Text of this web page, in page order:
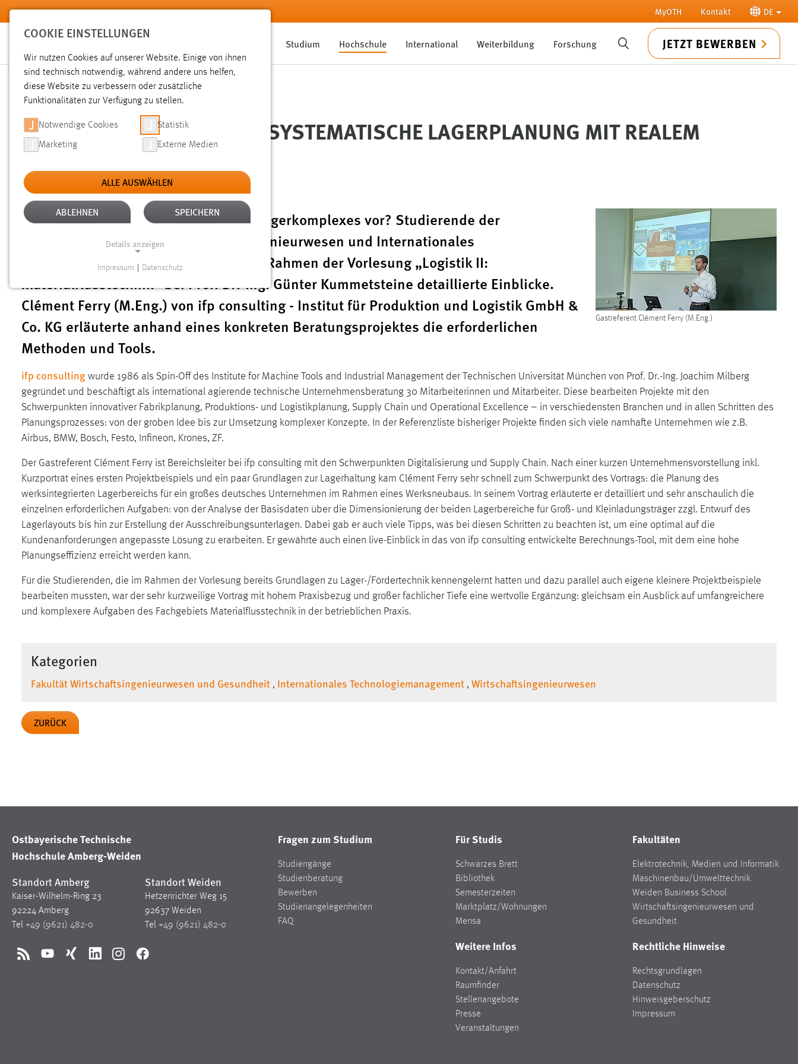
Zum Hauptinhalt springen MyOTH Kontakt DE
Studium Hochschule International Weiterbildung Forschung SUCHE JETZT BEWERBEN
Sie sind hier:
Hochschule Aktuelles News der OTH Amberg-Weiden
GASTVORTRAG LOGISTIK: SYSTEMATISCHE LAGERPLANUNG MIT REALEM
PRAXISBEISPIEL
01.07.2024
Gastreferent Clément Ferry (M.Eng.)
Wie geht man bei der Planung eines Lagerkomplexes vor? Studierende der
Bachelorstudiengänge Wirtschaftsingenieurwesen und Internationales
Technologiemanagement erhielten im Rahmen der Vorlesung „Logistik II:
Materialflusstechnik“ bei Prof. Dr.-Ing. Günter Kummetsteine detaillierte Einblicke.
Clément Ferry (M.Eng.) von ifp consulting - Institut für Produktion und Logistik GmbH &
Co. KG erläuterte anhand eines konkreten Beratungsprojektes die erforderlichen
Methoden und Tools.
ifp consulting wurde 1986 als Spin-Off des Institute for Machine Tools and Industrial Management der Technischen Universität München von Prof. Dr.-Ing. Joachim Milberg
gegründet und beschäftigt als international agierende technische Unternehmensberatung 30 Mitarbeiterinnen und Mitarbeiter. Diese bearbeiten Projekte mit den
Schwerpunkten innovativer Fabrikplanung, Produktions- und Logistikplanung, Supply Chain und Operational Excellence – in verschiedensten Branchen und in allen Schritten des
Planungsprozesses: von der groben Idee bis zur Umsetzung komplexer Konzepte. In der Referenzliste bisheriger Projekte finden sich viele namhafte Unternehmen wie z.B.
Airbus, BMW, Bosch, Festo, Infineon, Krones, ZF.
Der Gastreferent Clément Ferry ist Bereichsleiter bei ifp consulting mit den Schwerpunkten Digitalisierung und Supply Chain. Nach einer kurzen Unternehmensvorstellung inkl.
Kurzporträt eines ersten Projektbeispiels und ein paar Grundlagen zur Lagerhaltung kam Clément Ferry sehr schnell zum Schwerpunkt des Vortrags: die Planung des
werksintegrierten Lagerbereichs für ein großes deutsches Unternehmen im Rahmen eines Werksneubaus. In seinem Vortrag erläuterte er detailliert und sehr anschaulich die
einzelnen erforderlichen Aufgaben: von der Analyse der Basisdaten über die Dimensionierung der beiden Lagerbereiche für Groß- und Kleinladungsträger zzgl. Entwurf des
Lagerlayouts bis hin zur Erstellung der Ausschreibungsunterlagen. Dabei gab er auch viele Tipps, was bei diesen Schritten zu beachten ist, um eine optimal auf die
Kundenanforderungen angepasste Lösung zu erarbeiten. Er gewährte auch einen live-Einblick in das von ifp consulting entwickelte Berechnungs-Tool, mit dem eine hohe
Planungseffizienz erreicht werden kann.
Für die Studierenden, die im Rahmen der Vorlesung bereits Grundlagen zu Lager-/Fördertechnik kennengelernt hatten und dazu parallel auch eigene kleinere Projektbeispiele
bearbeiten mussten, war der sehr kurzweilige Vortrag mit hohem Praxisbezug und großer fachlicher Tiefe eine wertvolle Ergänzung: gleichsam ein Ausblick auf umfangreichere
und komplexere Aufgaben des Fachgebiets Materialflusstechnik in der betrieblichen Praxis.
Kategorien
Fakultät Wirtschaftsingenieurwesen und Gesundheit , Internationales Technologiemanagement , Wirtschaftsingenieurwesen
ZURÜCK
Ostbayerische Technische
Hochschule Amberg-Weiden
Standort Amberg
Kaiser-Wilhelm-Ring 23
92224 Amberg
Tel +49 (9621) 482-0
Standort Weiden
Hetzenrichter Weg 15
92637 Weiden
Tel +49 (9621) 482-0
RSS YouTubeXing LinkedInInstagramFacebook
Fragen zum Studium
Studiengänge
Studienberatung
Bewerben
Studienangelegenheiten
FAQ
Für Studis
Schwarzes Brett
Bibliothek
Semesterzeiten
Marktplatz/Wohnungen
Mensa
Fakultäten
Elektrotechnik, Medien und Informatik
Maschinenbau/Umwelttechnik
Weiden Business School
Wirtschaftsingenieurwesen und
Gesundheit
Weitere Infos
Kontakt/Anfahrt
Raumfinder
Stellenangebote
Presse
Veranstaltungen
Rechtliche Hinweise
Rechtsgrundlagen
Datenschutz
Hinweisgeberschutz
Impressum
COOKIE EINSTELLUNGEN
Wir nutzen Cookies auf unserer Website. Einige von ihnen
sind technisch notwendig, während andere uns helfen,
diese Website zu verbessern oder zusätzliche
Funktionalitäten zur Verfügung zu stellen.
Notwendige Cookies Statistik
Marketing Externe Medien
ALLE AUSWÄHLEN
ABLEHNEN SPEICHERN
Details anzeigen
Funktionen und sind für die einwandfreie Funktion der
Website erforderlich.
Einverständnis
Name: cookie_consent
ausgewählten Einverständnis-Optionen
des Benutzers
Performance
Name: staticfilecache
Zweck:
Für performante Seitenauslieferung wird
in diesem Cookie gespeichert, ob man
eingeloggt ist.
Sprachpräferenz
Name: site-language-preference
Cookie Laufzeit:
Name:
Sitzungslaufzeit, mibew_locale = 3
Login
Name: fe_user, be_user, be_lastLoginProvider
Zweck:
Dieser Cookie ist notwendig um sich an
Impressum Datenschutz